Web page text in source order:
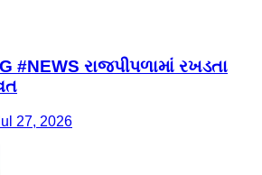
#NEWS રાજપીપળામાં રખડતા
27, 2026